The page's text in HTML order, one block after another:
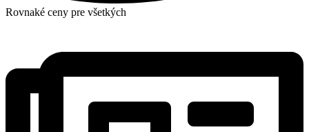
Rovnaké ceny pre všetkých